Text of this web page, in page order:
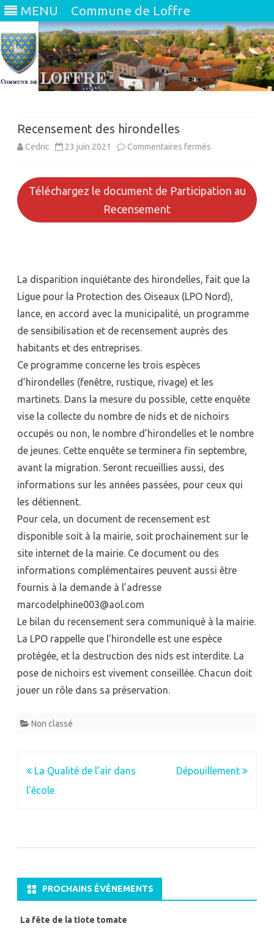
MENU Commune de Loffre
Recensement des hirondelles
Cedric 23 juin 2021 Commentaires fermés
des
hirondelles
Téléchargez le document de Participation au
Recensement
La disparition inquiétante des hirondelles, fait que la
Ligue pour la Protection des Oiseaux (LPO Nord),
lance, en accord avec la municipalité, un programme
de sensibilisation et de recensement auprès des
habitants et des entreprises.
Ce programme concerne les trois espèces
d’hirondelles (fenêtre, rustique, rivage) et les
martinets. Dans la mesure du possible, cette enquête
vise la collecte du nombre de nids et de nichoirs
occupés ou non, le nombre d’hirondelles et le nombre
de jeunes. Cette enquête se terminera fin septembre,
avant la migration. Seront recueillies aussi, des
informations sur les années passées, pour ceux qui
les détiennent.
Pour cela, un document de recensement est
disponible soit à la mairie, soit prochainement sur le
site internet de la mairie. Ce document ou des
informations complémentaires peuvent aussi être
fournis à la demande à l’adresse
marcodelphine003@aol.com
Le bilan du recensement sera communiqué à la mairie.
La LPO rappelle que l’hirondelle est une espèce
protégée, et la destruction des nids est interdite. La
pose de nichoirs est vivement conseillée. Chacun doit
jouer un rôle dans sa préservation.
Non classé
Navigation
de
La Qualité de l’air dans
l’école
Dépouillement
PROCHAINS ÉVÉNEMENTS
La fête de la tiote tomate